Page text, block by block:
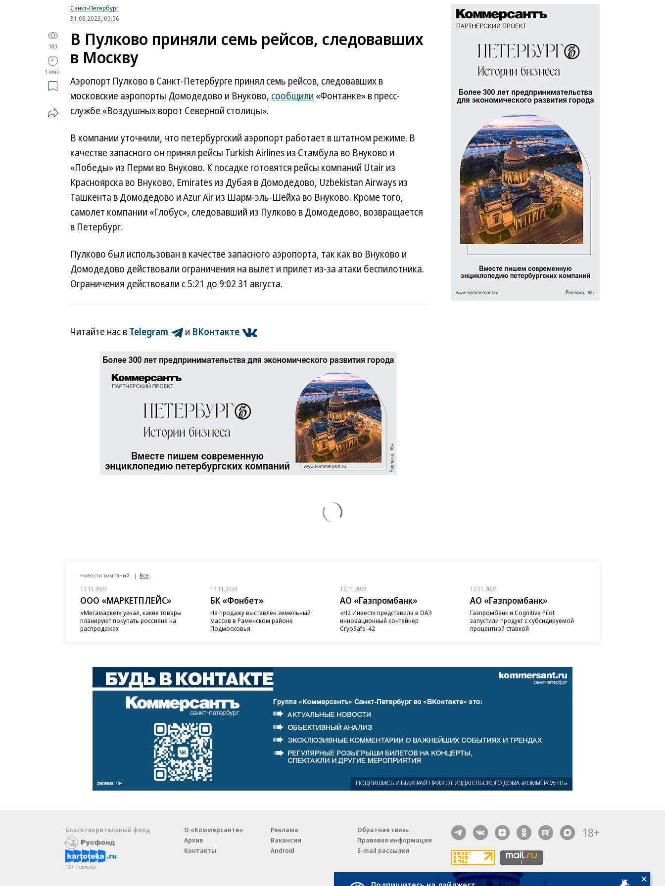
Санкт-Петербург
31.08.2023, 09:56
183
1 мин.
В Пулково приняли семь рейсов, следовавших
в Москву
Аэропорт Пулково в Санкт-Петербурге принял семь рейсов, следовавших в
московские аэропорты Домодедово и Внуково, сообщили «Фонтанке» в пресс-
службе «Воздушных ворот Северной столицы».
В компании уточнили, что петербургский аэропорт работает в штатном режиме. В
качестве запасного он принял рейсы Turkish Airlines из Стамбула во Внуково и
«Победы» из Перми во Внуково. К посадке готовятся рейсы компаний Utair из
Красноярска во Внуково, Emirates из Дубая в Домодедово, Uzbekistan Airways из
Ташкента в Домодедово и Azur Air из Шарм-эль-Шейха во Внуково. Кроме того,
самолет компании «Глобус», следовавший из Пулково в Домодедово, возвращается
в Петербург.
Пулково был использован в качестве запасного аэропорта, так как во Внуково и
Домодедово действовали ограничения на вылет и прилет из-за атаки беспилотника.
Ограничения действовали с 5:21 до 9:02 31 августа.
Читайте нас вTelegram и ВКонтакте
Новости компаний Все
13.11.2024
ООО «МАРКЕТПЛЕЙС»
«Мегамаркет» узнал, какие товары
планируют покупать россияне на
распродажах
13.11.2024
БК «Фонбет»
На продажу выставлен земельный
массив в Раменском районе
Подмосковья
12.11.2024
АО «Газпромбанк»
«H2 Инвест» представила в ОАЭ
инновационный контейнер
CryoSafe-42
12.11.2024
АО «Газпромбанк»
Газпромбанк и Cognitive Pilot
запустили продукт с субсидируемой
процентной ставкой
Благотворительный фонд
18+ реклама
О «Коммерсанте»
Архив
Контакты
Реклама
Вакансии
Android
Обратная связь
Правовая информация
E-mail рассылки
18+